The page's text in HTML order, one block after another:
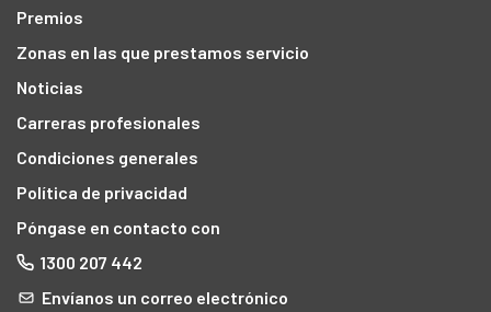
Premios
Zonas en las que prestamos servicio
Noticias
Carreras profesionales
Condiciones generales
Política de privacidad
Póngase en contacto con
1300 207 442
Envíanos un correo electrónico